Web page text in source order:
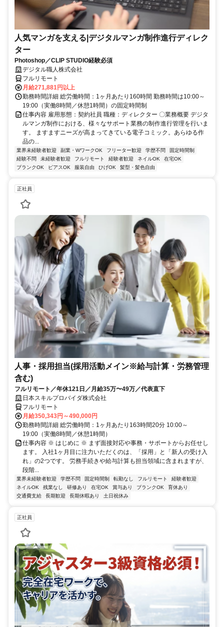
人気マンガを支える|デジタルマンガ制作進行ディレク
ター
Photoshop／CLIP STUDIO経験必須
デジタル職人株式会社
フルリモート
月給271,881円以上
勤務時間詳細 総労働時間：1ヶ月あたり160時間 勤務時間は10:00～
19:00（実働8時間／休憩1時間）の固定時間制
仕事内容 雇用形態：契約社員 職種：ディレクター 〇業務概要 デジタ
ルマンガ制作における、様々なサポート業務の制作進行管理を行いま
す。 ますますニーズが高まってきている電子コミック。あらゆる作
品の...
業界未経験者歓迎 副業・WワークOK フリーター歓迎 学歴不問
固定時間制
経験不問
未経験者歓迎 フルリモート 経験者歓迎 ネイルOK
在宅OK
ブランクOK
ピアスOK 服装自由 ひげOK 髪型・髪色自由
正社員
人事・採用担当(採用活動メイン※給与計算・労務管理
含む)
フルリモート／年休121日／月給35万〜49万／代表直下
日本スキルプロバイダ株式会社
フルリモート
月給350,343円～490,000円
勤務時間詳細 総労働時間：1ヶ月あたり163時間20分 10:00～
19:00（実働8時間／休憩1時間）
仕事内容 ※ はじめに ※ まず面接対応や事務・サポートからお任せし
ます。 入社1ヶ月目に注力いただくのは、「採用」と「新人の受け入
れ」の2つです。 労務手続きや給与計算も担当領域に含まれますが、
段階...
業界未経験者歓迎 学歴不問 固定時間制 転勤なし フルリモート
経験者歓迎
ネイルOK
残業なし 研修あり 在宅OK 賞与あり ブランクOK
育休あり
交通費支給
長期歓迎 長期休暇あり 土日祝休み
正社員